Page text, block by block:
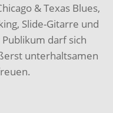
& Texas Blues,
Slide-Gitarre und
darf sich
unterhaltsamen